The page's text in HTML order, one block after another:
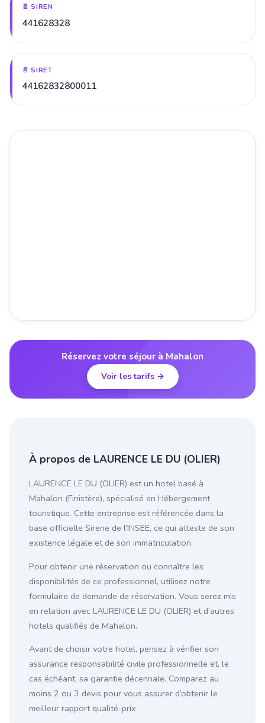
📄 SIREN
441628328
📄 SIRET
44162832800011
Réservez votre séjour à Mahalon
Voir les tarifs →
À propos de LAURENCE LE DU (OLIER)
LAURENCE LE DU (OLIER) est un hotel basé à
Mahalon (Finistère), spécialisé en Hébergement
touristique. Cette entreprise est référencée dans la
base officielle Sirene de l’INSEE, ce qui atteste de son
existence légale et de son immatriculation.
Pour obtenir une réservation ou connaître les
disponibilités de ce professionnel, utilisez notre
formulaire de demande de réservation. Vous serez mis
en relation avec LAURENCE LE DU (OLIER) et d’autres
hotels qualifiés de Mahalon.
Avant de choisir votre hotel, pensez à vérifier son
assurance responsabilité civile professionnelle et, le
cas échéant, sa garantie décennale. Comparez au
moins 2 ou 3 devis pour vous assurer d’obtenir le
meilleur rapport qualité-prix.